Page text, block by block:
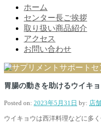
ホーム
センター長ご挨拶
取り扱い商品紹介
アクセス
お問い合わせ
胃腸の動きを助けるウイキ
Posted on: 2023年5月31日 by: 店
ウイキョウは西洋料理などに多く